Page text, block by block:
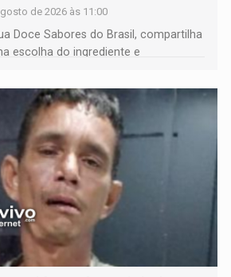
de 2026 às 11:00
Doce Sabores do Brasil, compartilha
escolha do ingrediente e